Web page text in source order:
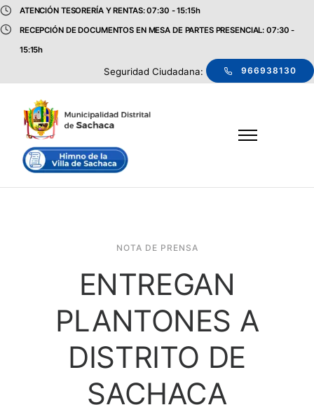
ATENCIÓN TESORERÍA Y RENTAS: 07:30 - 15:15h
RECEPCIÓN DE DOCUMENTOS EN MESA DE PARTES PRESENCIAL: 07:30 -
15:15h
Seguridad Ciudadana: 966938130
NOTA DE PRENSA
ENTREGAN
PLANTONES A
DISTRITO DE
SACHACA